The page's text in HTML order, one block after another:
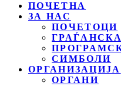
ПОЧЕТНА
ЗА НАС
ПОЧЕТОЦИ
СИМБОЛИ
ОРГАНИЗАЦИЈА
ОРГАНИ